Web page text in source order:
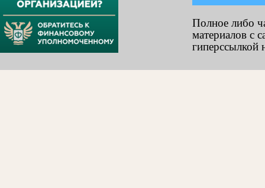
Полное либо
материалов с
гиперссылкой